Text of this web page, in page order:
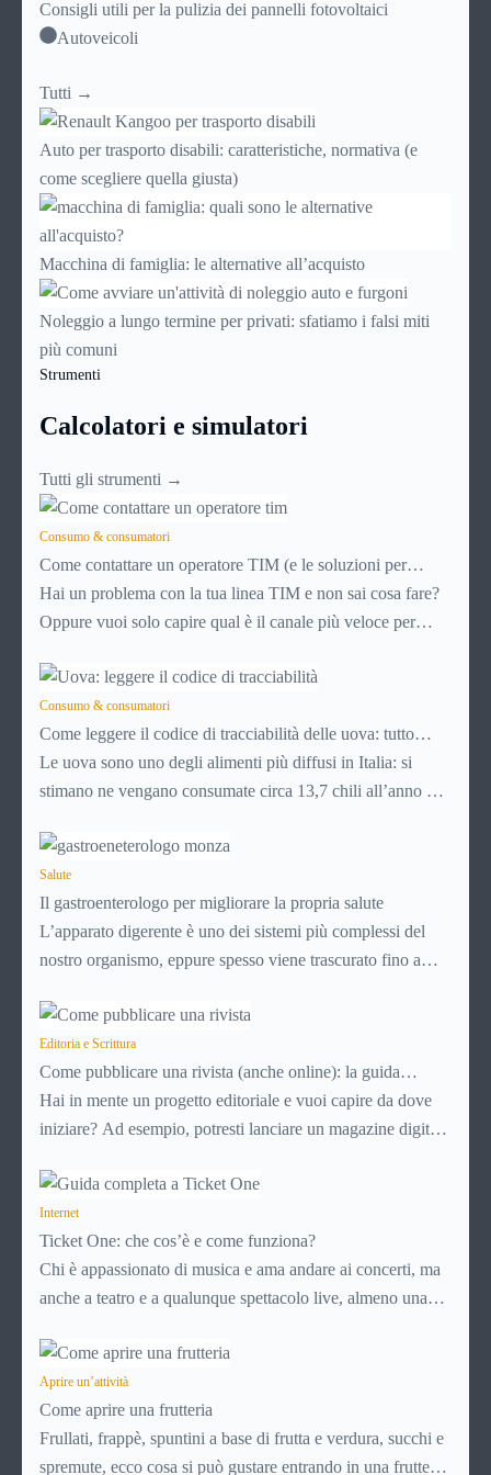
Consigli utili per la pulizia dei pannelli fotovoltaici
Autoveicoli
Tutti →
Auto per trasporto disabili: caratteristiche, normativa (e
come scegliere quella giusta)
Macchina di famiglia: le alternative all’acquisto
Noleggio a lungo termine per privati: sfatiamo i falsi miti
più comuni
Strumenti
Calcolatori e simulatori
Tutti gli strumenti →
Consumo & consumatori
Come contattare un operatore TIM (e le soluzioni per
risolvere i problemi più velocemente)
Hai un problema con la tua linea TIM e non sai cosa fare?
Oppure vuoi solo capire qual è il canale più veloce per
ascoltare voci automatiche? Questa guida è esattamente
quello che ti serve per contattare un operatore TIM e
risolvere la situazione prima possibile.
Consumo & consumatori
Come leggere il codice di tracciabilità delle uova: tutto
quello che c’è scritto sul guscio
Le uova sono uno degli alimenti più diffusi in Italia: si
stimano ne vengano consumate circa 13,7 chili all’anno per
in altre preparazioni come torte e altre ricette. Scopriamo
come leggere
Salute
Il gastroenterologo per migliorare la propria salute
L’apparato digerente è uno dei sistemi più complessi del
nostro organismo, eppure spesso viene trascurato fino a
Rivolgersi a uno specialista al momento giusto può fare una
grande differenza, non solo per risolvere i problemi acuti,
ma anche per prevenire patologie più serie.
Editoria e Scrittura
Come pubblicare una rivista (anche online): la guida
completa
Hai in mente un progetto editoriale e vuoi capire da dove
iniziare? Ad esempio, potresti lanciare un magazine digitale
cartacea. Il percorso non è complicatissimo ma ci sono
passaggi precisi da seguire. Tra poco capirai come
pubblicare una rivista perché abbiamo preparato per te
questo approfondimento in maniera molto dettagliata.
Conoscerai gli aspetti legali da non ignorare e le scelte
Internet
Ticket One: che cos’è e come funziona?
Chi è appassionato di musica e ama andare ai concerti, ma
anche a teatro e a qualunque spettacolo live, almeno una
One, il celebre servizio di vendita on line che consente di
acquistare in modo semplice, anche se non sempre veloce,
di stampare il codice per ritirare i biglietti o di farseli
recapitare direttamente a casa. Scopriamo che cos’è Ticket
one e come funziona.
Aprire un’attività
Come aprire una frutteria
Frullati, frappè, spuntini a base di frutta e verdura, succhi e
spremute, ecco cosa si può gustare entrando in una frutteria.